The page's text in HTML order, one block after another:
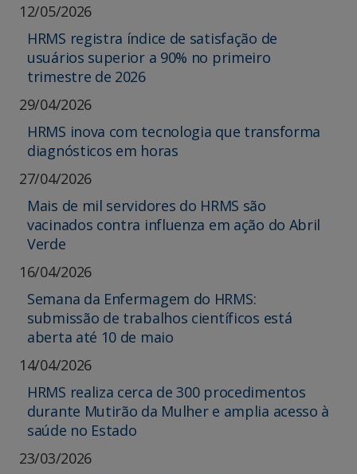
12/05/2026
HRMS registra índice de satisfação de
usuários superior a 90% no primeiro
trimestre de 2026
29/04/2026
HRMS inova com tecnologia que transforma
diagnósticos em horas
27/04/2026
Mais de mil servidores do HRMS são
vacinados contra influenza em ação do Abril
Verde
16/04/2026
Semana da Enfermagem do HRMS:
submissão de trabalhos científicos está
aberta até 10 de maio
14/04/2026
HRMS realiza cerca de 300 procedimentos
durante Mutirão da Mulher e amplia acesso à
saúde no Estado
23/03/2026